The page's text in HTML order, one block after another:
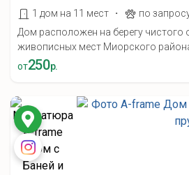
1 дом на 11 мест
·
по
Дом расположен на берегу чистого
живописных мест Миорского
от250р.